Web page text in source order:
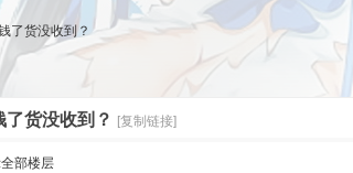
了货没收到？
货没收到？ [复制链接]
部楼层